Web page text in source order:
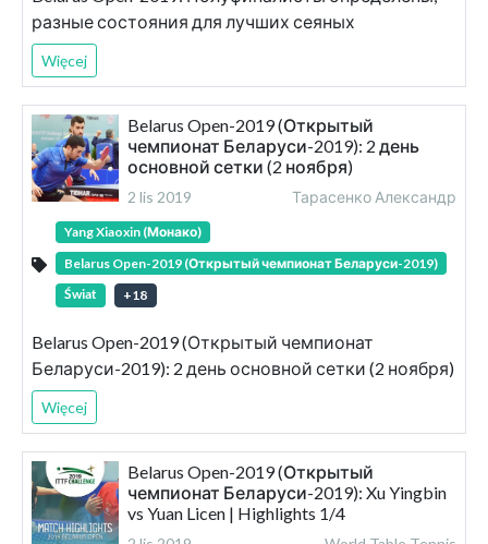
разные состояния для лучших сеяных
Więcej
Belarus Open-2019 (Открытый
чемпионат Беларуси-2019): 2 день
основной сетки (2 ноября)
2 lis 2019 Тарасенко Александр
Yang Xiaoxin (Монако)
Belarus Open-2019 (Открытый чемпионат Беларуси-2019)
Świat
+18
Belarus Open-2019 (Открытый чемпионат
Беларуси-2019): 2 день основной сетки (2 ноября)
Więcej
Belarus Open-2019 (Открытый
чемпионат Беларуси-2019): Xu Yingbin
vs Yuan Licen | Highlights 1/4